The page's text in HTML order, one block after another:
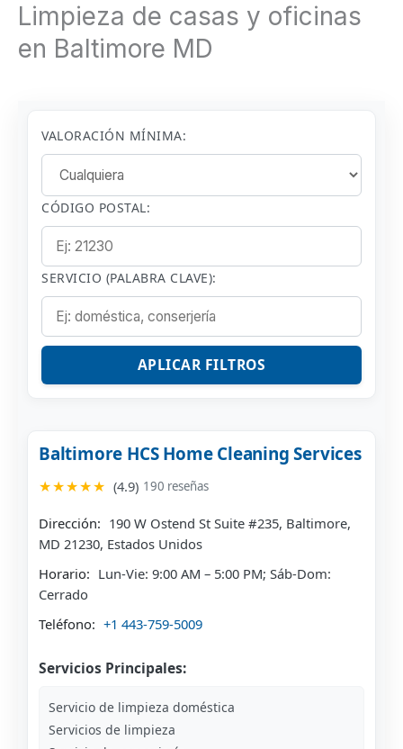
Limpieza de casas y oficinas
en Baltimore MD
VALORACIÓN MÍNIMA:
CÓDIGO POSTAL:
SERVICIO (PALABRA CLAVE):
APLICAR FILTROS
Baltimore HCS Home Cleaning Services
★★★★★ (4.9) 190 reseñas
Dirección: 190 W Ostend St Suite #235, Baltimore,
MD 21230, Estados Unidos
Horario: Lun-Vie: 9:00 AM – 5:00 PM; Sáb-Dom:
Cerrado
Teléfono: +1 443-759-5009
Servicios Principales:
Servicio de limpieza doméstica
Servicios de limpieza